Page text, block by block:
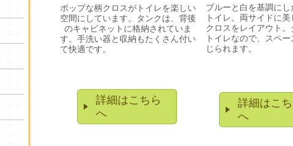
ポップな柄クロスがトイレを楽しい
空間にしています。タンクは、背後
のキャビネットに格納されていま
す。手洗い器と収納もたくさん付い
て快適です。
詳細はこちら
へ
ブルーと白を基調にし
トイレ。両サイドに
クロスをレイアウト。
トイレなので、スペ
じられ
詳細はこ
へ